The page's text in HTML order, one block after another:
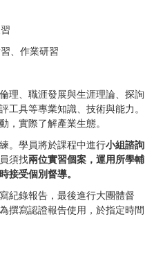
、作業研習
理、職涯發展與生涯理論、探詢
工具等專業知識、技術與能力。
，實際了解產業生態。
。學員將於課程中進行小組諮詢
須找兩位實習個案，運用所學輔
接受個別督導。
紀錄報告，最後進行大團體督
撰寫認證報告使用，於指定時間